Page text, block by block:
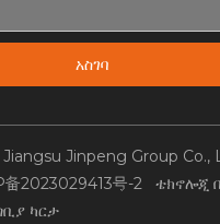
አስገባ
Jiangsu Jinpeng Group
备2023029413号-2
ቴክኖሎጂ በ
ካርታ